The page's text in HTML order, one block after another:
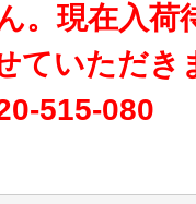
。現在入荷
ていただき
515-080